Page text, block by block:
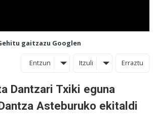
gaitzazu Googlen
Entzun Itzuli Erraztu
Dantzari Txiki eguna
Asteburuko ekitaldi